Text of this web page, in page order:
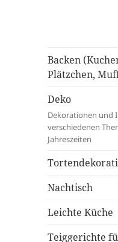
Backen
Plätzchen,
Deko
Dekorationen und
verschiedenen
Jahreszeiten
Nachtisch
Leichte Küche
Teiggerichte